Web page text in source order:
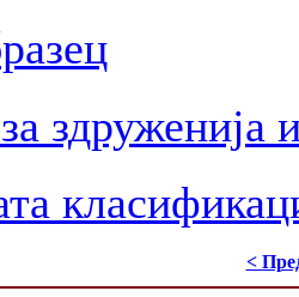
здруженија
<